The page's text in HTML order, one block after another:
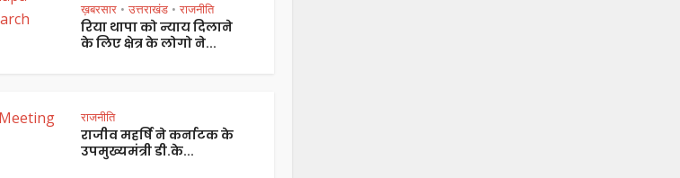
ख़बरसार • उत्तराखंड • राजनीति
रिया थापा को न्याय दिलाने
के लिए क्षेत्र के लोगो ने...
राजनीति
राजीव महर्षि ने कर्नाटक के
उपमुख्यमंत्री डी.के...